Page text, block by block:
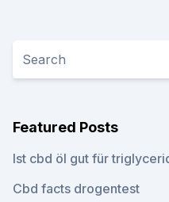
Featured Posts
Ist cbd öl gut für
Cbd facts drogentest